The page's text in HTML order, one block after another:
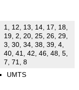
1, 12, 13, 14, 17, 18,
19, 2, 20, 25, 26, 29,
3, 30, 34, 38, 39, 4,
40, 41, 42, 46, 48, 5,
7, 71, 8
UMTS